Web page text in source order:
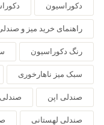
دکوراسیون
راهنمای خرید میز و
رنگ دکوراسیون
سبک میز ناهارخوری
صندلی اپن
صندلی لهستانی